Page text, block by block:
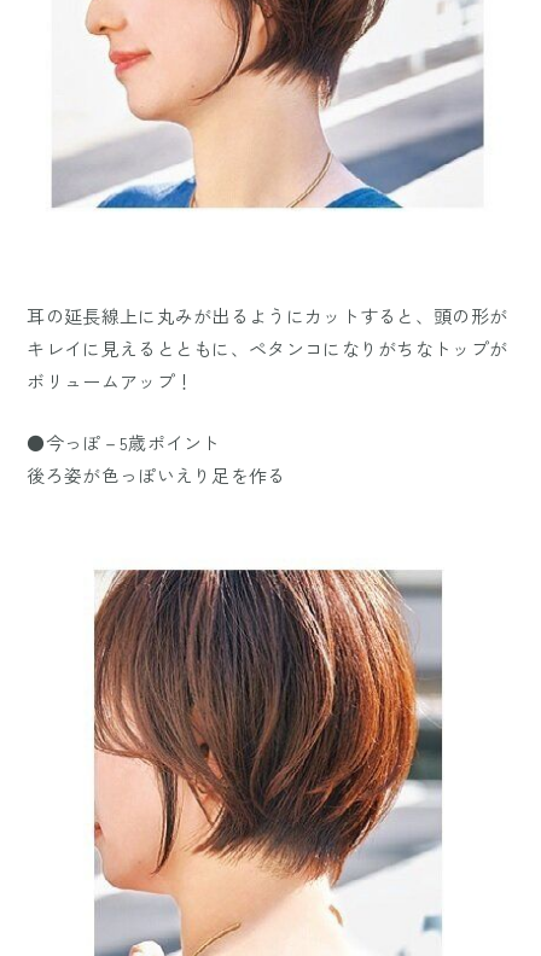
耳の延長線上に丸みが出るようにカットすると、頭の形が
キレイに見えるとともに、ペタンコになりがちなトップが
ボリュームアップ！
●今っぽ－5歳ポイント
後ろ姿が色っぽいえり足を作る